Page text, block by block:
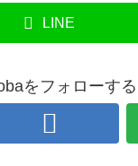
LINE
をフォローする